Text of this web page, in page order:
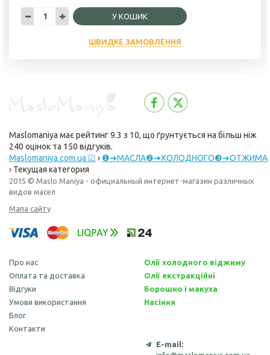
У КОШИК
ШВИДКЕ ЗАМОВЛЕННЯ
Maslomaniya має рейтинг9.3 з 10, що ґрунтується на більш ніж
240 оцінок та 150 відгуків.
Maslomaniya.com.ua ☑ › ❶➔МАСЛА❷➔ХОЛОДНОГО❸➔ОТЖИМА
› Текущая категория
2015 © Maslo Maniya - официальный интернет-магазин различных
видов масел
Мапа сайту
Про нас
Оплата та доставка
Відгуки
Умови використання
Блог
Контакти
Олії холодного віджиму
Олії екстракційні
Борошно і макуха
Насіння
E-mail: